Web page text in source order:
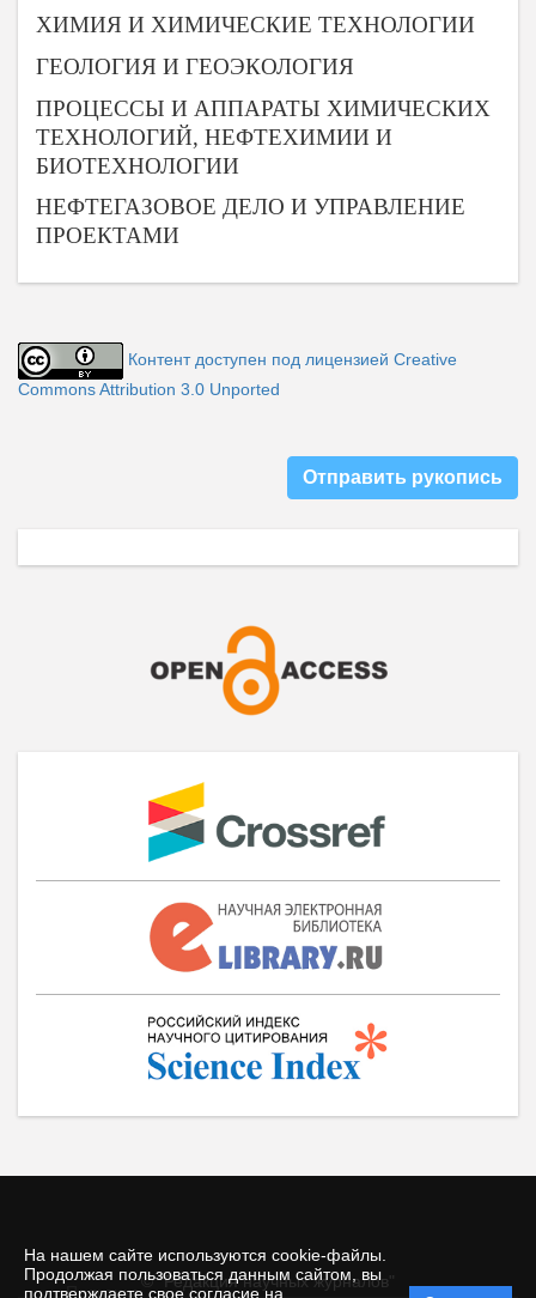
На нашем сайте используются cookie-файлы.
Продолжая пользоваться данным сайтом, вы
подтверждаете свое согласие на
ХИМИЯ И ХИМИЧЕСКИЕ ТЕХНОЛОГИИ
ГЕОЛОГИЯ И ГЕОЭКОЛОГИЯ
ПРОЦЕССЫ И АППАРАТЫ ХИМИЧЕСКИХ
ТЕХНОЛОГИЙ, НЕФТЕХИМИИ И
БИОТЕХНОЛОГИИ
НЕФТЕГАЗОВОЕ ДЕЛО И УПРАВЛЕНИЕ
ПРОЕКТАМИ
Контент доступен под лицензией Creative
Commons Attribution 3.0 Unported
Отправить рукопись
© "Редакция научных журналов"
Политика